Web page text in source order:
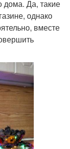
дома. Да, такие
однако
вместе